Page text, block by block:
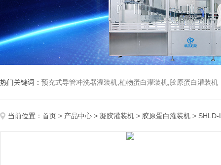
热门关键词： 预充式导管冲洗器灌装机,植物蛋白灌装机,胶原蛋白灌装机
当前位置： 首页 > 产品中心 > 凝胶灌装机 > 胶原蛋白灌装机 > SHLD-